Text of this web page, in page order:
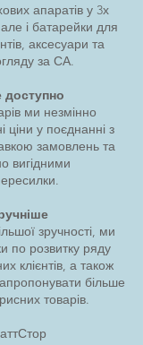
апаратів у 3х
і батарейки для
аксесуари та
за СА.
доступно
ми незмінно
ціни у поєднанні з
замовлень та
вигідними
зручності, ми
по розвитку ряду
клієнтів, а також
більше
товарів.